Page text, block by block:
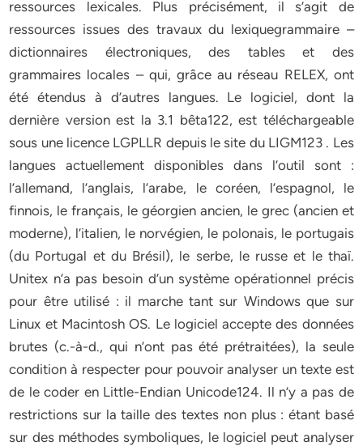
ressources lexicales. Plus précisément, il s’agit de
ressources issues des travaux du lexiquegrammaire –
dictionnaires électroniques, des tables et des
grammaires locales – qui, grâce au réseau RELEX, ont
été étendus à d’autres langues. Le logiciel, dont la
dernière version est la 3.1 bêta122, est téléchargeable
sous une licence LGPLLR depuis le site du LIGM123 . Les
langues actuellement disponibles dans l’outil sont :
l’allemand, l’anglais, l’arabe, le coréen, l’espagnol, le
finnois, le français, le géorgien ancien, le grec (ancien et
moderne), l’italien, le norvégien, le polonais, le portugais
(du Portugal et du Brésil), le serbe, le russe et le thaï.
Unitex n’a pas besoin d’un système opérationnel précis
pour être utilisé : il marche tant sur Windows que sur
Linux et Macintosh OS. Le logiciel accepte des données
brutes (c.-à-d., qui n’ont pas été prétraitées), la seule
condition à respecter pour pouvoir analyser un texte est
de le coder en Little-Endian Unicode124. Il n’y a pas de
restrictions sur la taille des textes non plus : étant basé
sur des méthodes symboliques, le logiciel peut analyser